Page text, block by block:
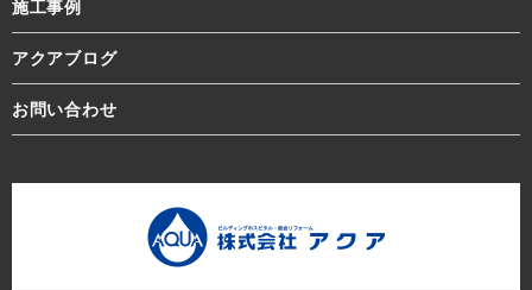
施工事例
アクアブログ
お問い合わせ